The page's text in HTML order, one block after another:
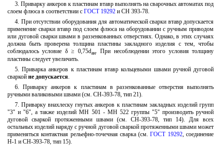
3. Приварку анкеров к пластинам втавр выполнять на сварочных автоматах под
слоем флюса в соответствии с ГОСТ 19292 и СН 393-78.
4. При отсутствии оборудования для автоматической сварки втавр допускается
применение сварки втавр под слоем флюса на оборудовании с ручным приводом
или дуговой сварки швами в раззенкованных отверстиях. Однако, в этих случаях
должна быть проверена толщина пластины закладного изделия с тем, чтобы
соблюдалось условие δ ≥ 0,75dан. При несоблюдении этого условия толщину
пластины следует увеличить.
5. Приварка анкеров к пластинам втавр кольцевыми швами ручной дуговой
сваркой не допускается.
6. Приварку анкеров к пластинам в раззенкованные отверстия выполнять
ручными валиковыми швами (см. СН-393-78, тип 21).
7. Приварку внахлеску гнутых анкеров к пластинам закладных изделий групп
"3" и "6", а также изделий МН 501 - МН 522 группы "5" производить ручной
дуговой сваркой протяженными швами (см. СН-393-78, тип 14). Для всех
остальных изделий наряду с ручной дуговой сваркой протяженными швами может
применяться контактная рельефно-точечная сварка (см.ГОСТ 19292, соединение
Н-1 и СН-393-78, тип 15).